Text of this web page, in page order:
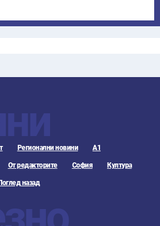
Регионални новини А1
От редакторите София Култура
назад